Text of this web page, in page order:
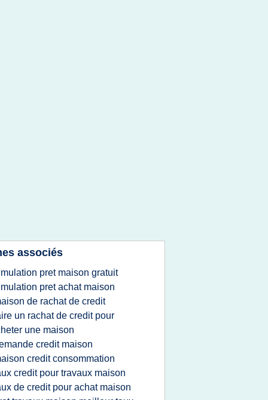
associés
pret maison gratuit
pret achat maison
de rachat de credit
un rachat de credit pour
une maison
credit maison
credit consommation
credit pour travaux maison
de credit pour achat maison